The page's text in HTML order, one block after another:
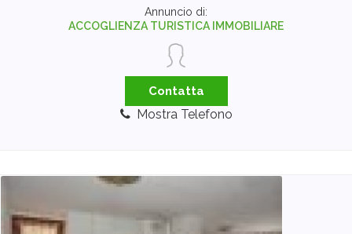
Annuncio di:
ACCOGLIENZA TURISTICA IMMOBILIARE
Contatta
Mostra Telefono